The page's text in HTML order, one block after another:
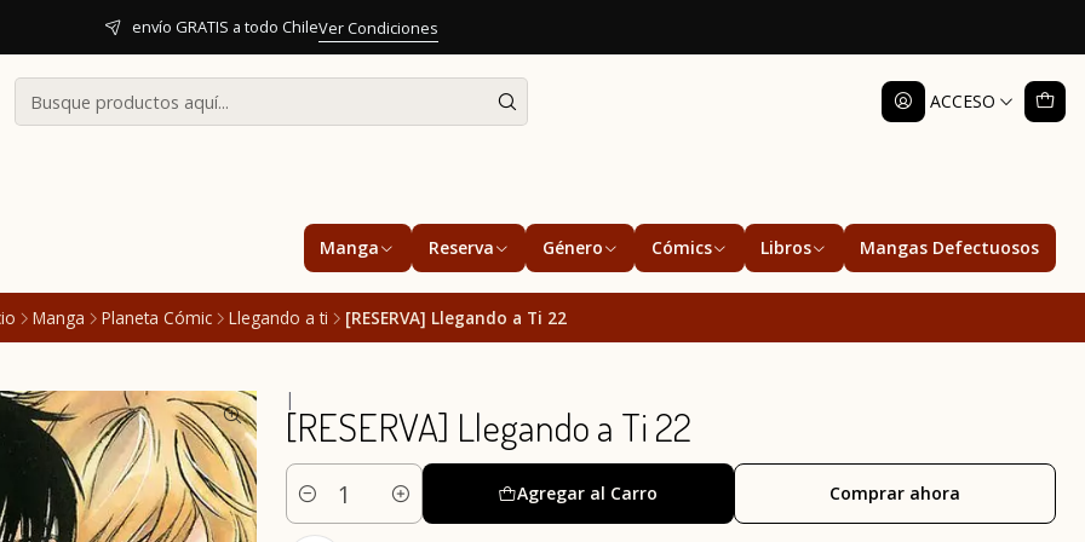
ACCESO
Manga Reserva Género Cómics Libros Mangas Defectuosos
envío GRATIS a todo ChileVer Condiciones
Manga Planeta Cómic Llegando a ti [RESERVA] Llegando a Ti 22
|
[RESERVA] Llegando a Ti 22
Cantidad
Agregar al Carro Comprar ahora